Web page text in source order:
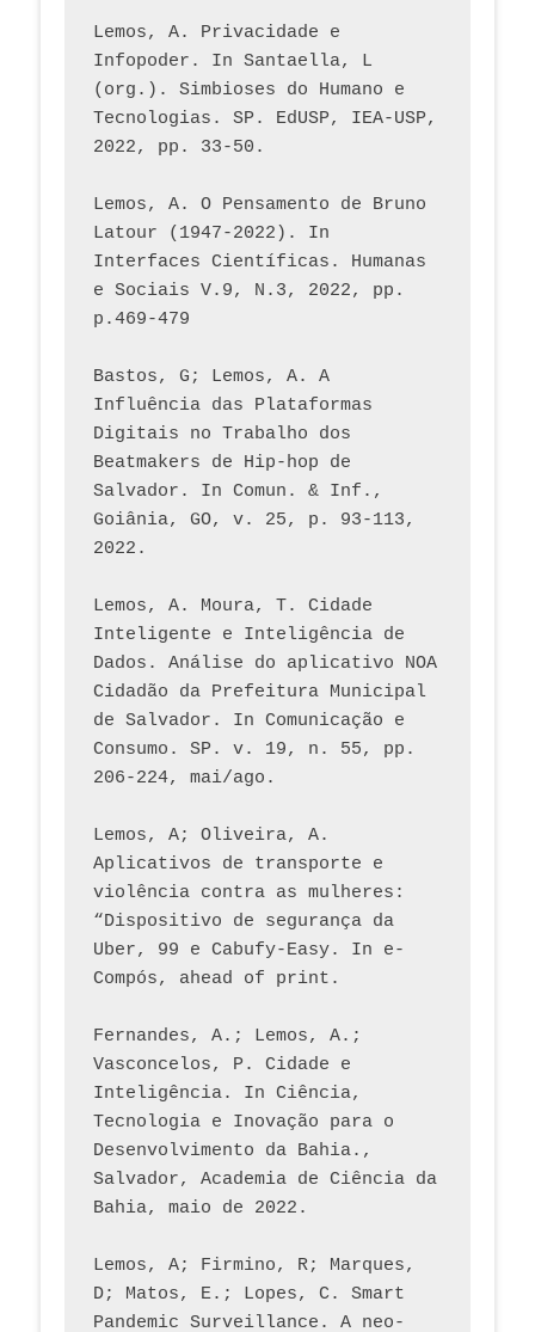
Lemos, A. Privacidade e
Infopoder. In Santaella, L
(org.). Simbioses do Humano e
Tecnologias. SP. EdUSP, IEA-USP,
2022, pp. 33-50.
Lemos, A. O Pensamento de Bruno
Latour (1947-2022). In
Interfaces Científicas. Humanas
e Sociais V.9, N.3, 2022, pp.
p.469-479
Bastos, G; Lemos, A. A
Influência das Plataformas
Digitais no Trabalho dos
Beatmakers de Hip-hop de
Salvador. In Comun. & Inf.,
Goiânia, GO, v. 25, p. 93-113,
2022.
Lemos, A. Moura, T. Cidade
Inteligente e Inteligência de
Dados. Análise do aplicativo NOA
Cidadão da Prefeitura Municipal
de Salvador. In Comunicação e
Consumo. SP. v. 19, n. 55, pp.
206-224, mai/ago.
Lemos, A; Oliveira, A.
Aplicativos de transporte e
violência contra as mulheres:
“Dispositivo de segurança da
Uber, 99 e Cabufy-Easy. In e-
Compós, ahead of print.
Fernandes, A.; Lemos, A.;
Vasconcelos, P. Cidade e
Inteligência. In Ciência,
Tecnologia e Inovação para o
Desenvolvimento da Bahia.,
Salvador, Academia de Ciência da
Bahia, maio de 2022.
Lemos, A; Firmino, R; Marques,
D; Matos, E.; Lopes, C. Smart
Pandemic Surveillance. A neo-